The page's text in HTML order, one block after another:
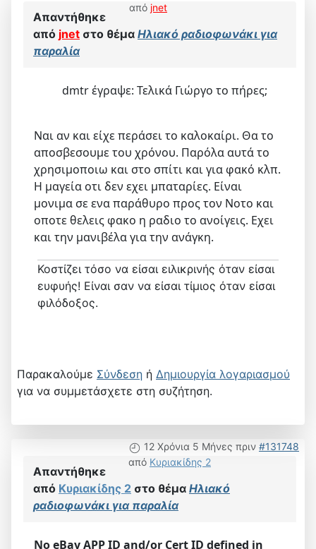
από jnet
Απαντήθηκε
από jnet στο θέμα Ηλιακό ραδιοφωνάκι για
παραλία
dmtr έγραψε: Τελικά Γιώργο το πήρες;
Ναι αν και είχε περάσει το καλοκαίρι. Θα το
αποσβεσουμε του χρόνου. Παρόλα αυτά το
χρησιμοποιω και στο σπίτι και για φακό κλπ.
Η μαγεία οτι δεν εχει μπαταρίες. Είναι
μονιμα σε ενα παράθυρο προς τον Νοτο και
οποτε θελεις φακο η ραδιο το ανοίγεις. Εχει
και την μανιβέλα για την ανάγκη.
Κοστίζει τόσο να είσαι ειλικρινής όταν είσαι
ευφυής! Είναι σαν να είσαι τίμιος όταν είσαι
φιλόδοξος.
Παρακαλούμε Σύνδεση ή Δημιουργία λογαριασμού
για να συμμετάσχετε στη συζήτηση.
12 Χρόνια 5 Μήνες πριν #131748
από Κυριακίδης 2
Απαντήθηκε
από Κυριακίδης 2 στο θέμα Ηλιακό
ραδιοφωνάκι για παραλία
No eBay APP ID and/or Cert ID defined in